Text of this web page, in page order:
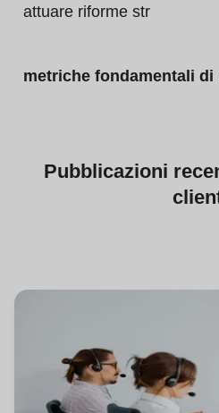
attuare riforme str
metriche fondamentali di
Pubblicazioni